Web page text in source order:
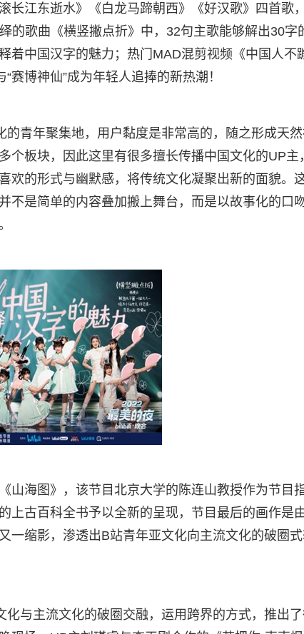
长江东逝水》《白龙马蹄朝西》《好汉歌》四首歌
的歌曲《横竖撇点折》中，32句主歌能够解出30字
着中国汉字的魅力；热门MAD混剪视频《中国人不
赛博神仙”成为年轻人追捧的新热潮！
青年聚集地，用户黏度是非常高的，随之形成天
个板块，因此这里有很多擅长传播中国文化的UP主
欢的形式与幽默感，将传统文化凝聚出新的面貌。
是简单的内容叠加搬上舞台，而是以故事化的口吻
山海图》，该节目北京大学的陈连山教授作为节目
上古百科全书予以全新的呈现，节目最后的画作是
一缩影，渗透出B站青年亚文化向主流文化的破圈
与主流文化的破圈交融，运用跨界的方式，推出